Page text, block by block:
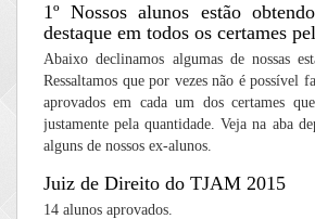
1º Nossos alunos estão
destaque em todos os certames
Abaixo declinamos algumas de nossas
Ressaltamos que por vezes não é possível
aprovados em cada um dos certames
justamente pela quantidade. Veja na aba
alguns de nossos ex-alunos.
Juiz de Direito do TJAM 2015
14 alunos aprovados.